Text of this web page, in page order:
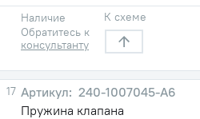
Наличие
Обратитесь к
консультанту
К схеме
17
240-1007045-А6
Пружина клапана